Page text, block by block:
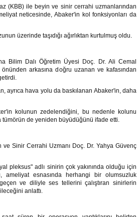
(KBB) ile beyin ve sinir cerrahi uzmanlarından
neticesinde, Abaker'in kol fonksiyonları da
üzerinde taşıdığı ağırlıktan kurtulmuş oldu.
Bilim Dalı Öğretim Üyesi Doç. Dr. Ali Cemal
arkasına doğru uzanan ve kafasından
ayrıca hava yolu da baskılanan Abaker'in, daha
kolunun zedelendiğini, bu nedenle kolunu
tümörün de yeniden büyüdüğünü ifade etti.
Sinir Cerrahi Uzmanı Doç. Dr. Yahya Güvenç
pleksus" adlı sinirin çok yakınında olduğu için
ameliyat esnasında herhangi bir olumsuzluk
ve diliyle ses tellerini çalıştıran sinirlerin
anlattı.